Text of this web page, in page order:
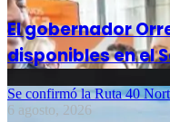
El gobernador
disponibles en el
Se confirmó la Ruta 40
6 agosto, 2026